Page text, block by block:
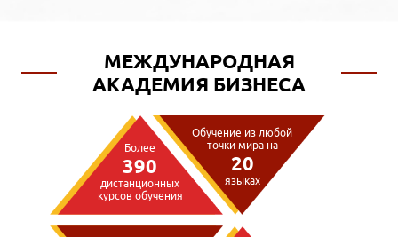
МЕЖДУНАРОДНАЯ
АКАДЕМИЯ БИЗНЕСА
Более
390
дистанционных
курсов обучения
Обучение из любой
точки мира на
20
языках